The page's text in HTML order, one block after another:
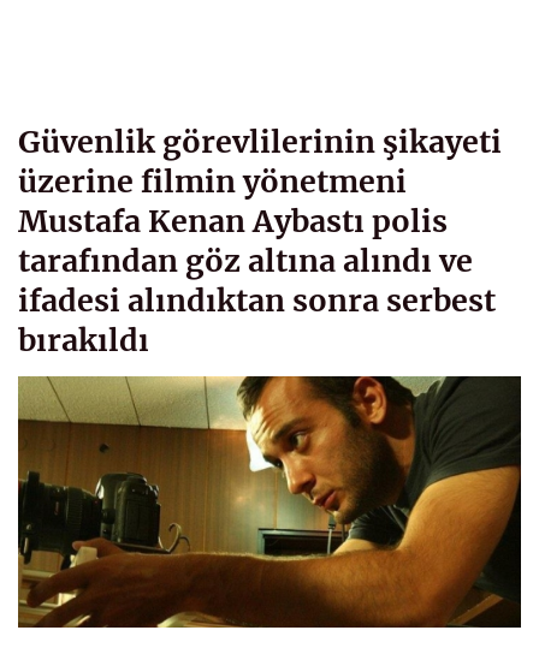
Güvenlik görevlilerinin şikayeti
üzerine filmin yönetmeni
Mustafa Kenan Aybastı polis
tarafından göz altına alındı ve
ifadesi alındıktan sonra serbest
bırakıldı